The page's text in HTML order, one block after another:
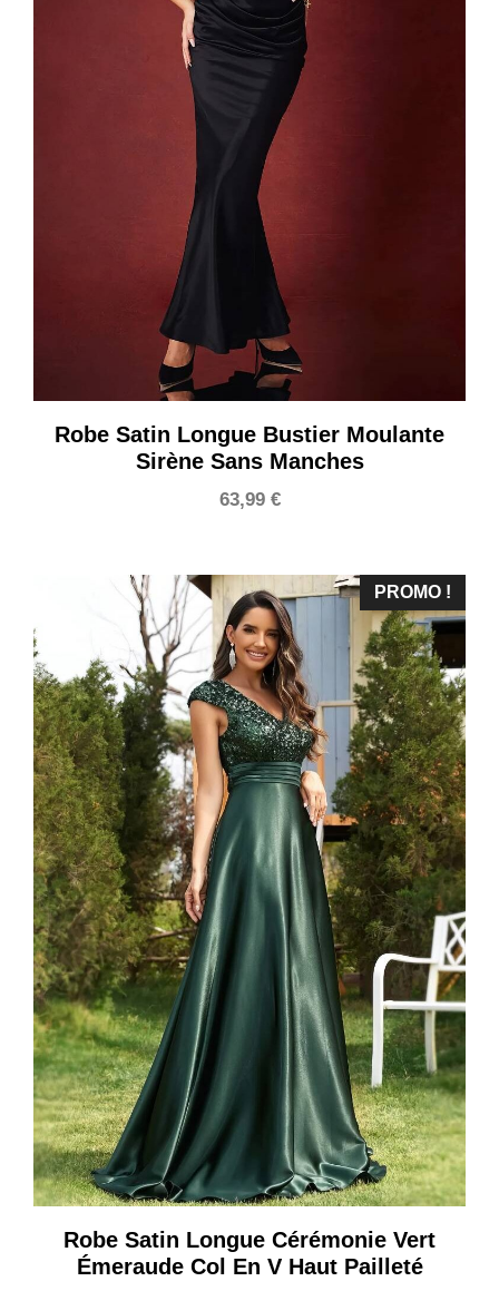
Robe Satin Longue Bustier Moulante
Sirène Sans Manches
63,99 €
PROMO !
Robe Satin Longue Cérémonie Vert
Émeraude Col En V Haut Pailleté